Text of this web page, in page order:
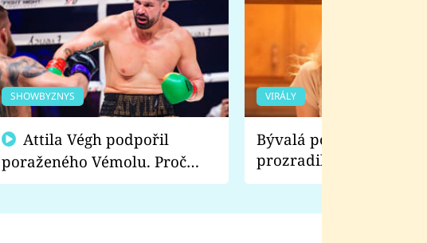
SHOWBYZNYS
poraženého Vémolu. Proč
chce raději zápasit s ním než
VIRÁLY
Bývalá pornoherečka
prozradila, co ji
natáčení Euforie.